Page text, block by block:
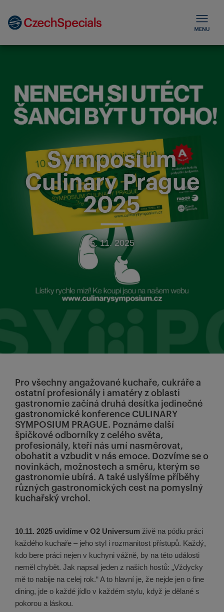
Symposium
Culinary Prague
2025
5. 11. 2025
Pro všechny angažované kuchaře, cukráře a
ostatní profesionály i amatéry z oblasti
gastronomie začíná druhá desítka jedinečné
gastronomické konference CULINARY
SYMPOSIUM PRAGUE. Poznáme další
špičkové odborníky z celého světa,
profesionály, kteří nás umí nasměrovat,
obohatit a vzbudit v nás emoce. Dozvíme se o
novinkách, možnostech a směru, kterým se
gastronomie ubírá. A také uslyšíme příběhy
různých gastronomických cest na pomyslný
kuchařský vrchol.
10.11. 2025 uvidíme v O2 Universum živě na pódiu práci
každého kuchaře – jeho styl i rozmanitost přístupů. Každý,
kdo bere práci nejen v kuchyni vážně, by na této události
neměl chybět. Jak napsal jeden z našich hostů: „Vždycky
mě to nabije na celej rok.“ A to hlavní je, že nejde jen o fine
dining, jde o každé jídlo v každém stylu, když je dělané s
pokorou a láskou.